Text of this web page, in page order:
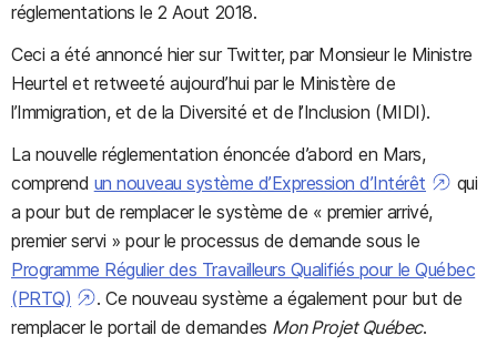
réglementations le 2 Aout 2018.
Ceci a été annoncé hier sur Twitter, par Monsieur le Ministre
Heurtel et retweeté aujourd’hui par le Ministère de
l’Immigration, et de la Diversité et de l’Inclusion (MIDI).
La nouvelle réglementation énoncée d’abord en Mars,
comprend un nouveau système d’Expression d’Intérêt
qui
a pour but de remplacer le système de « premier arrivé,
premier servi » pour le processus de demande sous le
Programme Régulier des Travailleurs Qualifiés pour le Québec
(PRTQ)
. Ce nouveau système a également pour but de
remplacer le portail de demandes Mon Projet Québec.